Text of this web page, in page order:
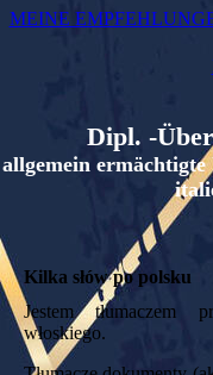
MEINE
Dipl. -
allgemein
Kilka słów po polsku
Jestem tłumaczem
włoskiego.